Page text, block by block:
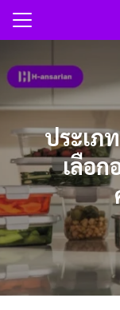
Skip
ก
เรา
for:
ประเภ
เลือก